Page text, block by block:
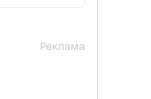
Реклама